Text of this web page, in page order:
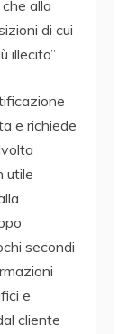
alla
di cui
illecito”.
e richiede
utile
secondi
e
cliente